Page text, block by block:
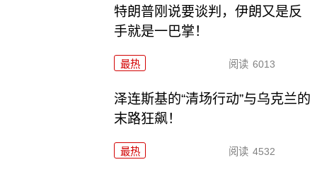
特朗普刚说要谈判，伊朗又是反
手就是一巴掌！
最热 阅读 6013
泽连斯基的“清场行动”与乌克兰的
末路狂飙！
最热 阅读 4532